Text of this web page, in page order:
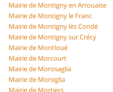
Mairie de Montigny en Arrouaise
Mairie de Montigny le Franc
Mairie de Montigny lès Condé
Mairie de Montigny sur Crécy
Mairie de Montloué
Mairie de Morcourt
Mairie de Morosaglia
Mairie de Morsiglia